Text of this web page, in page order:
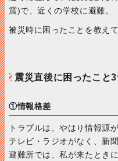
震)で、近くの学校に避難。
被災時に困ったことを教え
震災直後に困ったこと
①情報格差
トラブルは、やはり情報源
テレビ・ラジオがなく、新
避難所では、私が来たとき